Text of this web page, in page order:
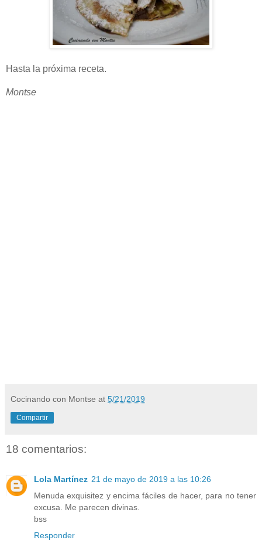
Hasta la próxima receta.
Montse
Cocinando con Montse at 5/21/2019
Compartir
18 comentarios:
Lola Martínez 21 de mayo de 2019 a las 10:26
Menuda exquisitez y encima fáciles de hacer, para no tener
excusa. Me parecen divinas.
bss
Responder